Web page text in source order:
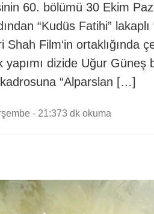
60. bölümü 30 Ekim
“Kudüs Fatihi”
Film‘in ortaklığında
dizide Uğur Güneş
“Alparslan […]
- 21:373 dk okuma